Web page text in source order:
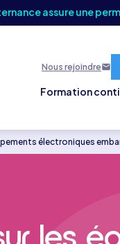
assure une
Nous rejoindre
Formation
électroniques
les